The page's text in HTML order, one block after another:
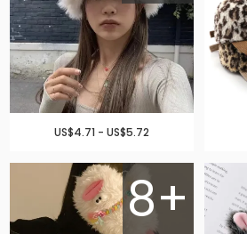
US$4.71 - US$5.72
8+